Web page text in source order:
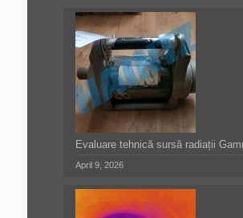
Evaluare tehnică sursă radiații
April 9, 2026